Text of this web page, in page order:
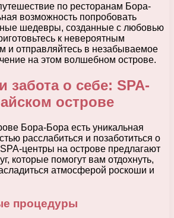
по ресторанам Бора-
возможность попробовать
шедевры, созданные с любовью
к невероятным
и отправляйтесь в незабываемое
на этом волшебном острове.
забота о себе: SPA-
острове
Бора-Бора есть уникальная
расслабиться и позаботиться о
центры на острове предлагают
которые помогут вам отдохнуть,
атмосферой роскоши и
процедуры